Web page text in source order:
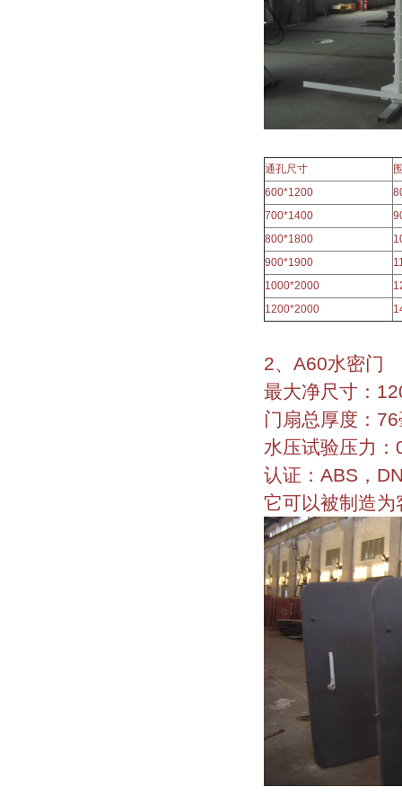
通孔尺寸
600*1200
700*1400
800*1800
900*1900
1000*2000
1200*2000
2、A60水密门
最大净尺寸：
门扇总厚度：
水压试验压力
认证：ABS，
它可以被制造为